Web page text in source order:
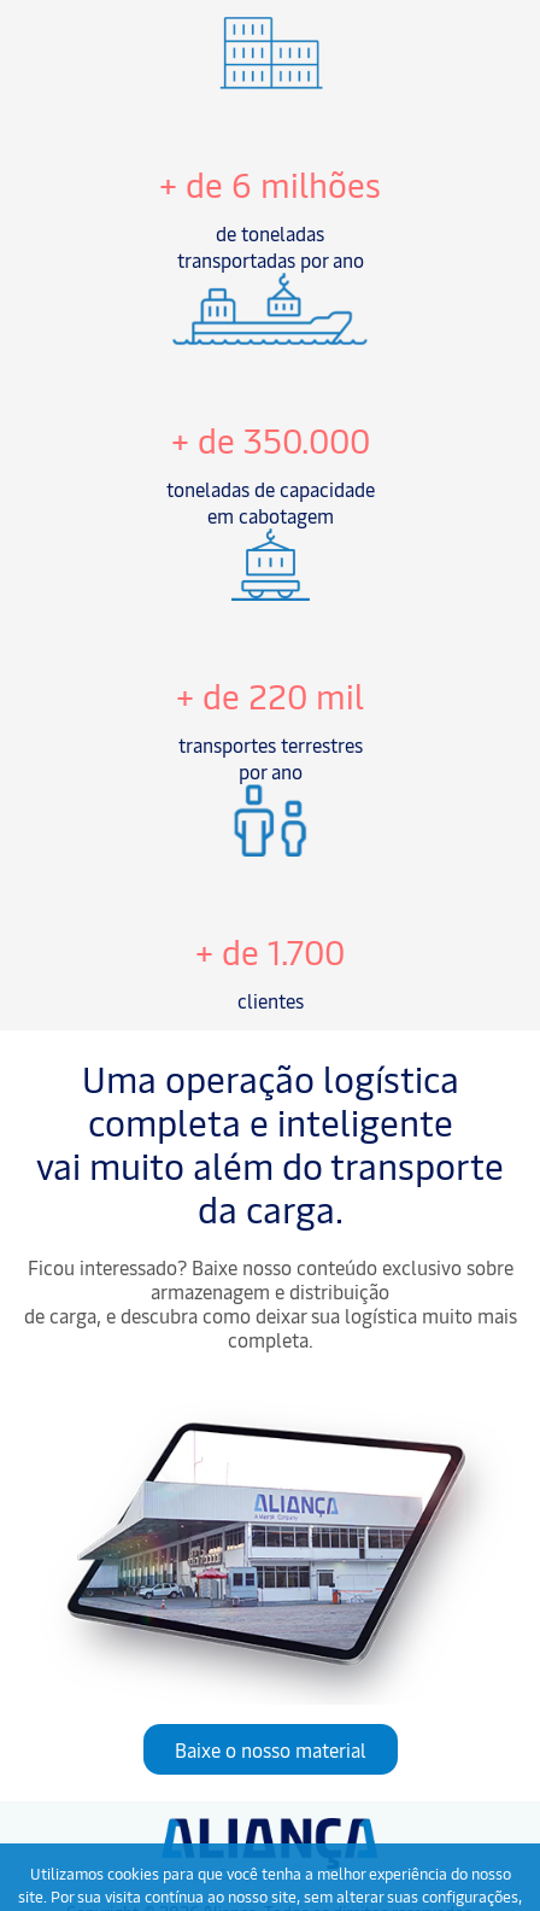
+ de 6 milhões
de toneladas
transportadas por ano
+ de 350.000
toneladas de capacidade
em cabotagem
+ de 220 mil
transportes terrestres
por ano
+ de 1.700
clientes
Uma operação logística
completa e inteligente
vai muito além do transporte
da carga.
Ficou interessado? Baixe nosso conteúdo exclusivo sobre
armazenagem e distribuição
de carga, e descubra como deixar sua logística muito mais
completa.
Baixe o nosso material
Utilizamos cookies para que você tenha a melhor experiência do nosso
site. Por sua visita contínua ao nosso site, sem alterar suas configurações,